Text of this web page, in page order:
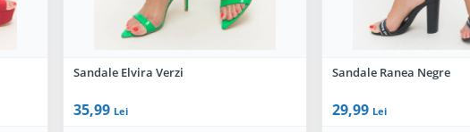
Sandale Elvira Verzi
35,99 Lei
Sandale Ranea Negre
29,99 Lei